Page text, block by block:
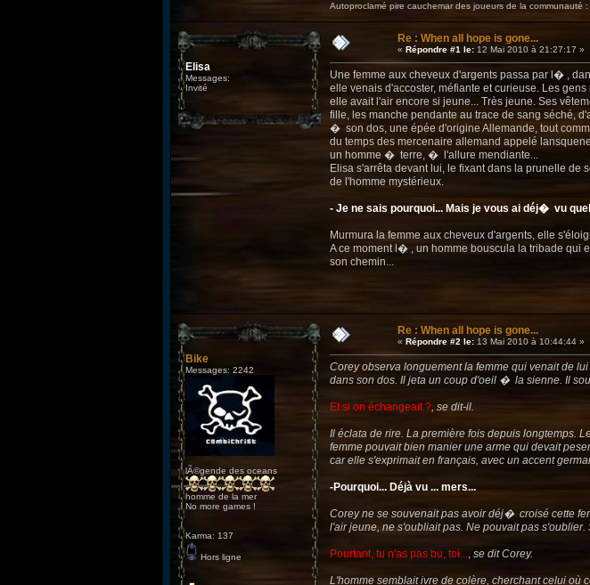
Autoproclamé pire cauchemar des joueurs de la
Elisa
Messages:
Invité
Re : When all hope is gone...
« Répondre #1 le: 12 Mai 2010 à 21:27:17 »
Une femme aux cheveux d'argents passa par l� ,
elle venais d'accoster, méfiante et curieuse. Les
elle avait l'air encore si jeune... Très jeune. Ses
fille, les manche pendante au trace de sang séché,
� son dos, une épée d'origine Allemande, tout
du temps des mercenaire allemand appelé
un homme � terre, � l'allure mendiante...
Elisa s'arrêta devant lui, le fixant dans la prunelle de
de l'homme mystérieux.
- Je ne sais pourquoi... Mais je vous ai déj� vu
Murmura la femme aux cheveux d'argents, elle
A ce moment l� , un homme bouscula la tribade qui
son chemin...
Bike
Messages: 2242
lÃ©gende des oceans
homme de la mer
No more games !
Karma: 137
Hors ligne
Re : When all hope is gone...
« Répondre #2 le: 13 Mai 2010 à 10:44:44 »
Corey observa longuement la femme qui venait de
dans son dos. Il jeta un coup d'oeil � la sienne. Il
Et si on échangeait ?, se dit-il.
Il éclata de rire. La première fois depuis longtemps.
femme pouvait bien manier une arme qui devait
car elle s'exprimait en français, avec un accent
-Pourquoi... Déjà vu ... mers...
Corey ne se souvenait pas avoir déj� croisé cette
l'air jeune, ne s'oubliait pas. Ne pouvait pas
Pourtant, tu n'as pas bu, toi..., se dit Corey.
L'homme semblait ivre de colère, cherchant celui où